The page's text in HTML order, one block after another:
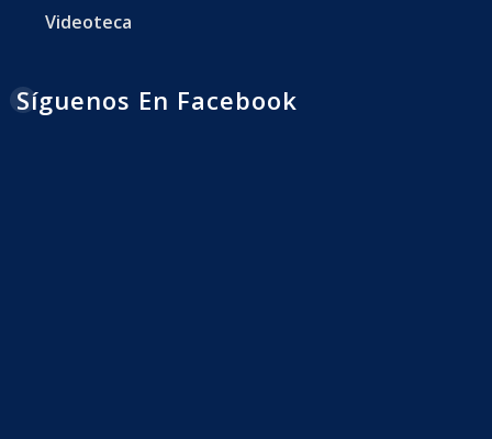
Videoteca
Síguenos En Facebook